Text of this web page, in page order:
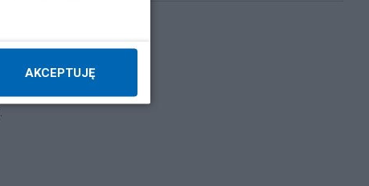
AKCEPTUJĘ